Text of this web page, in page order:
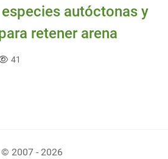
especies autóctonas y
retener arena
41
© 2007 - 2026